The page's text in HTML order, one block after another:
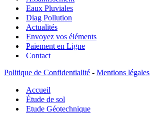
Eaux Pluviales
Diag Pollution
Actualités
Envoyez vos éléments
Paiement en Ligne
Contact
Politique de Confidentialité - Mentions légales
Accueil
Étude de sol
Etude Géotechnique